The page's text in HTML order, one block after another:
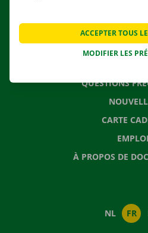
QUESTIONS
CARTE
EMPLOI
À PROPOS DE
NL FR
MODIFIER LES
ACCEPTER TOUS